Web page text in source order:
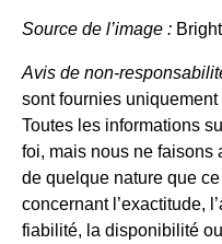
Source de l’image :
Avis de non-
sont fournies uniquement
Toutes les informations
foi, mais nous ne faisons
de quelque nature que
concernant l’exactitude,
fiabilité, la disponibilité